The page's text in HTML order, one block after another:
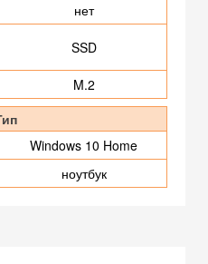
нет
SSD
M.2
Windows 10 Home
ноутбук